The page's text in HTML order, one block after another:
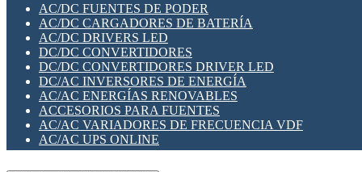
SWITCH Y MICROSWITCH
TARJETAS PI
UNIÓN Y DERIVACIÓN DE CABLE
PLACAS MODULARES IOT
SWITCHES Y REDES WIFI
SOLUCIONES IOT
SOLUCIONES LORAWAN
SOLUCIONES RED CELULAR
SEGURIDAD PARA REDES
SWITCHES LAN
TELEFONÍA IP (VOIP)
VIGILANCIA IP (CCTV)
MESHTASTIC
AC/DC FUENTES DE PODER
AC/DC CARGADORES DE BATERÍA
AC/DC DRIVERS LED
DC/DC CONVERTIDORES
DC/DC CONVERTIDORES DRIVER LED
DC/AC INVERSORES DE ENERGÍA
AC/AC ENERGÍAS RENOVABLES
ACCESORIOS PARA FUENTES
AC/AC VARIADORES DE FRECUENCIA VDF
AC/AC UPS ONLINE